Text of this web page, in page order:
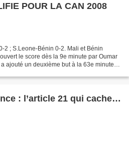
POUR LA CAN 2008
2 ; S.Leone-Bénin 0-2. Mali et Bénin
le score dès la 9e minute par Oumar
ajouté un deuxième but à la 63e minute. A
: l’article 21 qui cache…